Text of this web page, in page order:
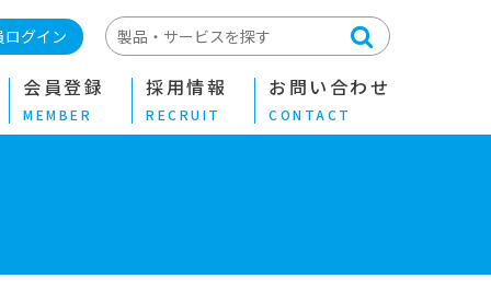
会員登録
MEMBER
採用情報
RECRUIT
お問い合わせ
CONTACT
ログイン